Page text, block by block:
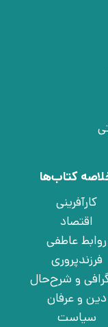
کتاب‌ها
کارآفرینی
اقتصاد
روابط عاطفی
فرزندپروری
و شرح‌حال
دین و عرفان
سیاست